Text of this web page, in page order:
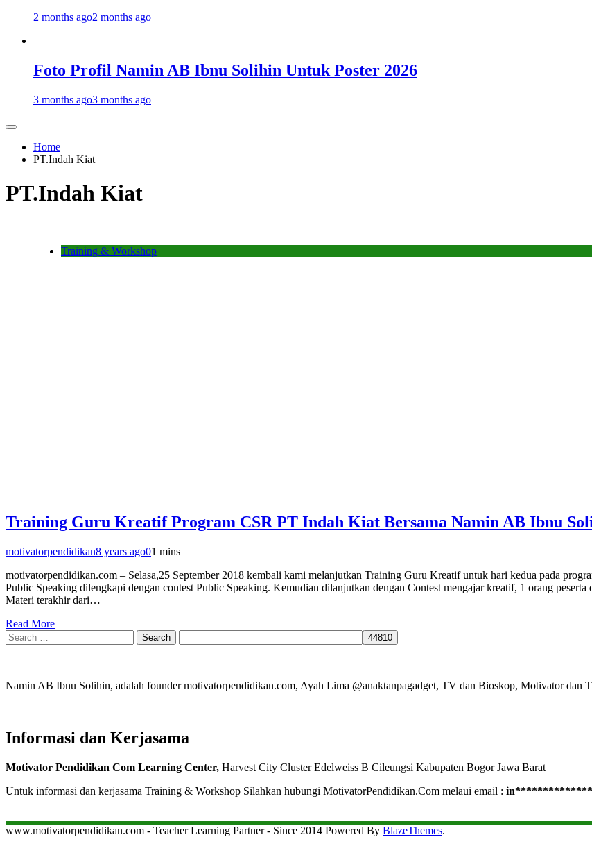
2 months ago2 months ago
Foto Profil Namin AB Ibnu Solihin Untuk Poster 2026
3 months ago3 months ago
Home
PT.Indah Kiat
PT.Indah Kiat
Training & Workshop
Training Guru Kreatif Program CSR PT Indah Kiat Bersama Namin AB Ibnu
motivatorpendidikan8 years ago01 mins
motivatorpendidikan.com – Selasa,25 September 2018 kembali kami melanjutkan Training Guru Kreatif untuk hari kedua pada
Public Speaking dilengkapi dengan contest Public Speaking. Kemudian dilanjutkan dengan Contest mengajar kreatif, 1 orang
Materi terakhir dari…
Read More
Search
for:
Namin AB Ibnu Solihin, adalah founder motivatorpendidikan.com, Ayah Lima @anaktanpagadget, TV dan Bioskop, Motivator dan
Informasi dan Kerjasama
Motivator Pendidikan Com Learning Center, Harvest City Cluster Edelweiss B Cileungsi Kabupaten Bogor Jawa Barat
Untuk informasi dan kerjasama Training & Workshop Silahkan hubungi MotivatorPendidikan.Com melaui email : in
www.motivatorpendidikan.com - Teacher Learning Partner - Since 2014 Powered By BlazeThemes.